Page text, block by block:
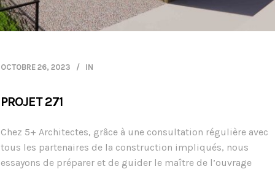
OCTOBRE 26, 2023 IN
PROJET 271
Chez 5+ Architectes, grâce à une consultation régulière avec
tous les partenaires de la construction impliqués, nous
essayons de préparer et de guider le maître de l’ouvrage